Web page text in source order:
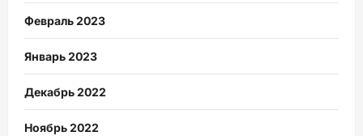
Февраль 2023
Январь 2023
Декабрь 2022
Ноябрь 2022